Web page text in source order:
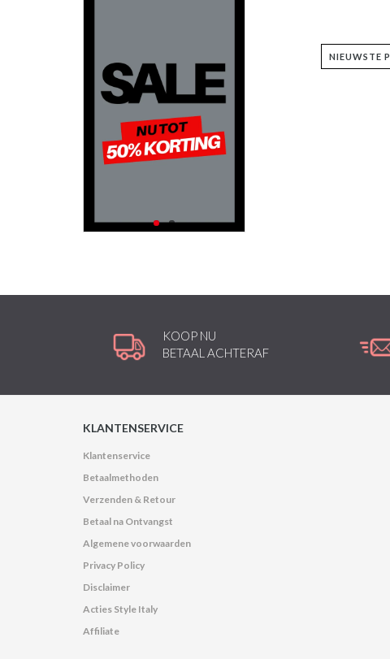
KOOP NU
BETAAL ACHTERAF
KLANTENSERVICE
Klantenservice
Betaalmethoden
Verzenden & Retour
Betaal na Ontvangst
Algemene voorwaarden
Privacy Policy
Disclaimer
Acties Style Italy
Affiliate